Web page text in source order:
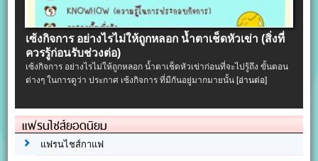
เซ้งกิจการ อย่างไรไม่ให้ถูกหลอก น้ำตาเช็ดหัวเข่า (สิ่งที่
ควรรู้ก่อนรับช่วงต่อ)
เซ้งกิจการ อย่างไรไม่ให้ถูกหลอก น้ำตาเช็ดหัวเข่าก่อนที่จะไปรู้ถึง ขั้นตอน
ต่างๆ ในการดูว่า ประกาศ เซ้งกิจการ ที่มีกันอยู่มากมายนั้น[อ่านต่อ]
แฟรนไชส์ยอดนิยม
แฟรนไชส์กาแฟ